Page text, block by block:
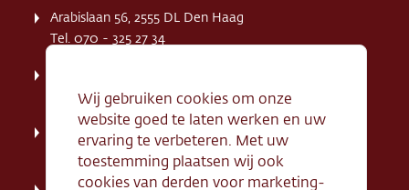
Arabislaan 56, 2555 DL Den Haag
Tel. 070 - 325 27 34
Tel. 070 - 324 94 09
Kerkstraat 71, 2242 HD Wassenaar
Tel. 070 - 517 95 07
Wij gebruiken cookies om onze
website goed te laten werken en uw
ervaring te verbeteren. Met uw
toestemming plaatsen wij ook
cookies van derden voor marketing-